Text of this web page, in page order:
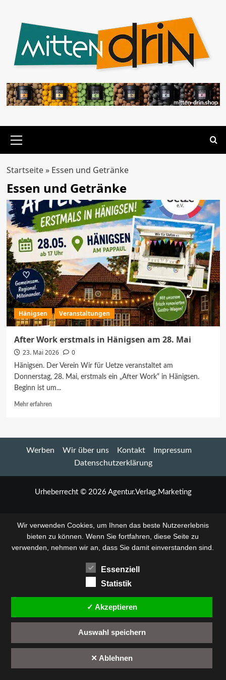
springen
Menü
Startseite» Essen und Getränke
Essen und Getränke
Hänigsen Veranstaltungen
After Work erstmals in Hänigsen am 28. Mai
23. Mai 2026 0
Hänigsen. Der Verein Wir für Uetze veranstaltet am
Donnerstag, 28. Mai, erstmals ein „After Work“ in Hänigsen.
Beginn ist um...
Mehr erfahrenMehr
erstmals
28.
Werben Wir über uns Kontakt
Impressum
Datenschutzerklärung
Urheberrecht © 2026 Agentur.Verlag.Marketing
Wir verwenden Cookies, um Ihnen das beste Nutzererlebnis
bieten zu können. Wenn Sie fortfahren, diese Seite zu
verwenden, nehmen wir an, dass Sie damit einverstanden sind.
Essenziell
Statistik
✓ Akzeptieren
Auswahl speichern
✕ Ablehnen